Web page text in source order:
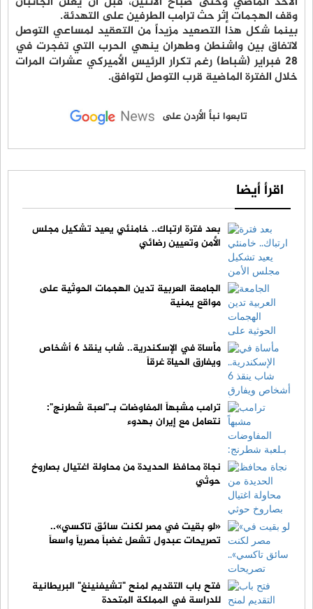
وقف الهجمات إثر حث ترامب الطرفين على التهدئة.
بينما شكل هذا التصعيد مزيداً من التعقيد لمساعي التوصل
لاتفاق بين واشنطن وطهران ينهي الحرب التي تفجرت في
28 فبراير (شباط) رغم تكرار الرئيس الأميركي عشرات المرات
خلال الفترة الماضية قرب التوصل لتوافق.
تابعوا نبأ الأردن على
اقرأ أيضا
بعد فترة ارتباك.. خامنئي يعيد تشكيل مجلس
الأمن وتعيين رضائي
الجامعة العربية تدين الهجمات الحوثية على
مواقع يمنية
مأساة في الإسكندرية.. شاب ينقذ 6 أشخاص
ويفارق الحياة غرقاً
ترامب مشبهاً المفاوضات بـ"لعبة شطرنج":
نتعامل مع إيران بهدوء
نجاة محافظ الحديدة من محاولة اغتيال بصاروخ
حوثي
«لو بقيت في مصر لكنت سائق تاكسي»..
تصريحات عبدول تشعل غضباً مصرياً واسعاً
فتح باب التقديم لمنح "تشيفنينغ" البريطانية
للدراسة في المملكة المتحدة